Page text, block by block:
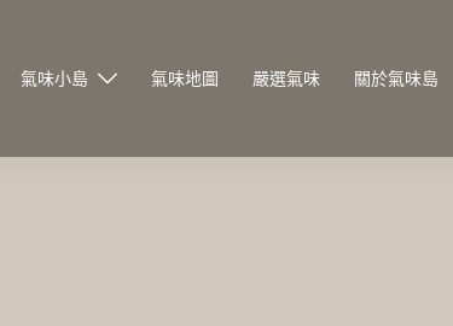
氣味小島 氣味地圖 嚴選氣味 關於氣味島